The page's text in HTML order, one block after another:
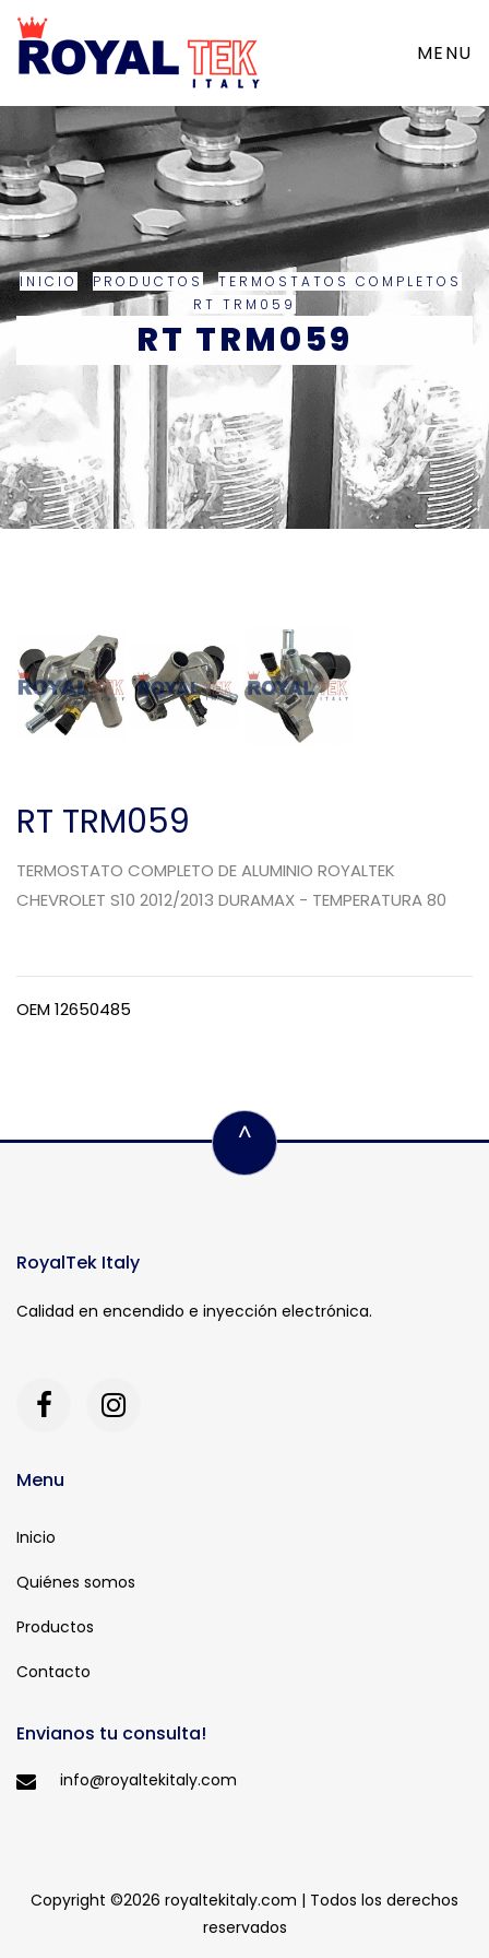
MENU
INICIO PRODUCTOS
TERMOSTATOS COMPLETOS
RT TRM059
RT TRM059
RT TRM059
TERMOSTATO COMPLETO DE ALUMINIO ROYALTEK
CHEVROLET S10 2012/2013 DURAMAX - TEMPERATURA 80
OEM 12650485
RoyalTek Italy
Calidad en encendido e inyección electrónica.
Menu
Inicio
Quiénes somos
Productos
Contacto
Envianos tu consulta!
info@royaltekitaly.com
Copyright ©2026 royaltekitaly.com | Todos los derechos
reservados